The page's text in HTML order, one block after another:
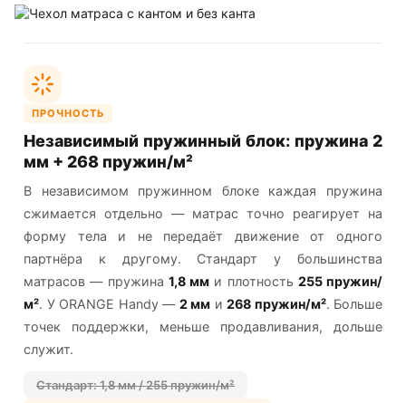
ПРОЧНОСТЬ
Независимый пружинный блок: пружина 2
мм + 268 пружин/м²
В независимом пружинном блоке каждая пружина
сжимается отдельно — матрас точно реагирует на
форму тела и не передаёт движение от одного
партнёра к другому. Стандарт у большинства
матрасов — пружина 1,8 мм и плотность 255 пружин/
м². У ORANGE Handy — 2 мм и 268 пружин/м². Больше
точек поддержки, меньше продавливания, дольше
служит.
Стандарт: 1,8 мм / 255 пружин/м²